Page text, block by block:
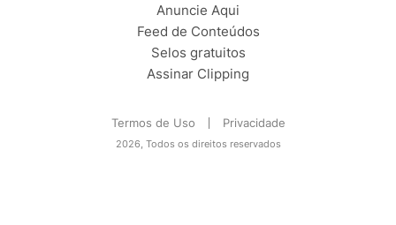
Anuncie Aqui
Feed de Conteúdos
Selos gratuitos
Assinar Clipping
Termos de Uso Privacidade
2026, Todos os direitos reservados